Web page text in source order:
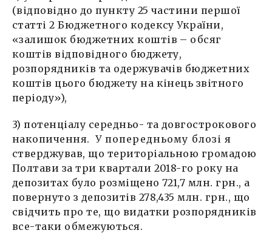
(відповідно до пункту 25 частини першої
статті 2 Бюджетного кодексу України,
«залишок бюджетних коштів – обсяг
коштів відповідного бюджету,
розпорядників та одержувачів бюджетних
коштів цього бюджету на кінець звітного
періоду»),
3) потенціалу середньо- та довгострокового
накопичення. У попередньому блозі я
стверджував, що територіальною громадою
Полтави за три квартали 2018-го року на
депозитах було розміщено 721,7 млн. грн., а
повернуто з депозитів 278,435 млн. грн., що
свідчить про те, що видатки розпорядників
все-таки обмежуються.